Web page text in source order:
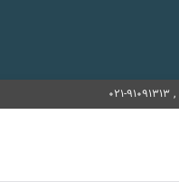
,
021-91091313